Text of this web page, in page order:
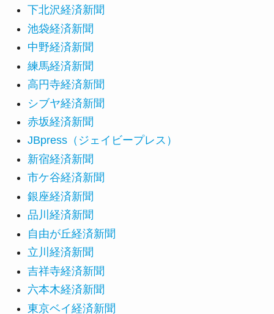
下北沢経済新聞
池袋経済新聞
中野経済新聞
練馬経済新聞
高円寺経済新聞
シブヤ経済新聞
赤坂経済新聞
JBpress（ジェイビープレス）
新宿経済新聞
市ケ谷経済新聞
銀座経済新聞
品川経済新聞
自由が丘経済新聞
立川経済新聞
吉祥寺経済新聞
六本木経済新聞
東京ベイ経済新聞